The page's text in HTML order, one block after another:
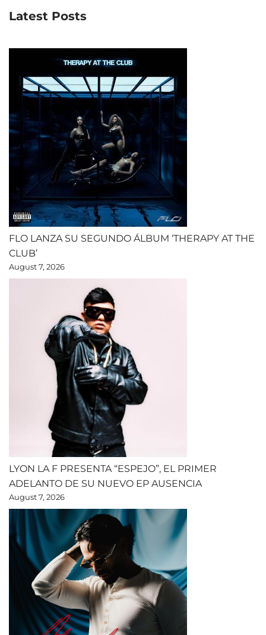
Latest Posts
FLO LANZA SU SEGUNDO ÁLBUM ‘THERAPY AT THE
CLUB’
August 7, 2026
LYON LA F PRESENTA “ESPEJO”, EL PRIMER
ADELANTO DE SU NUEVO EP AUSENCIA
August 7, 2026